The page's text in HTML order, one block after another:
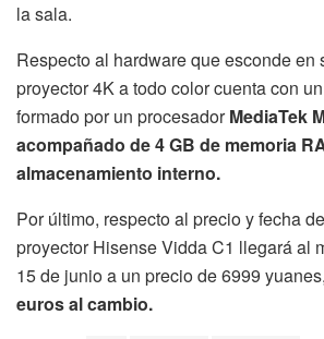
la sala.
Respecto al hardware que esconde en
proyector 4K a todo color cuenta con
formado por un procesadorMediaTek
acompañado de 4 GB de memoria
almacenamiento interno.
Por último, respecto al precio y fecha
proyector Hisense Vidda C1 llegará al
15 de junio a un precio de 6999 yuanes,
euros al cambio.